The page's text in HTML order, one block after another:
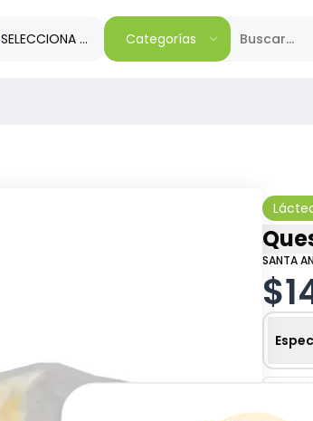
SELECCIONA TU REGIÓNCategorías
SANTA
$